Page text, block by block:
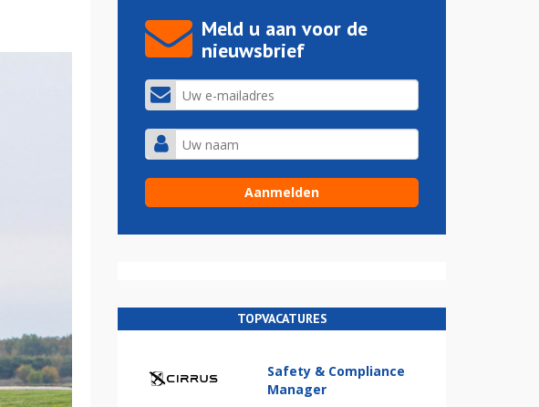
Meld u aan voor de
nieuwsbrief
TOPVACATURES
Safety & Compliance
Manager